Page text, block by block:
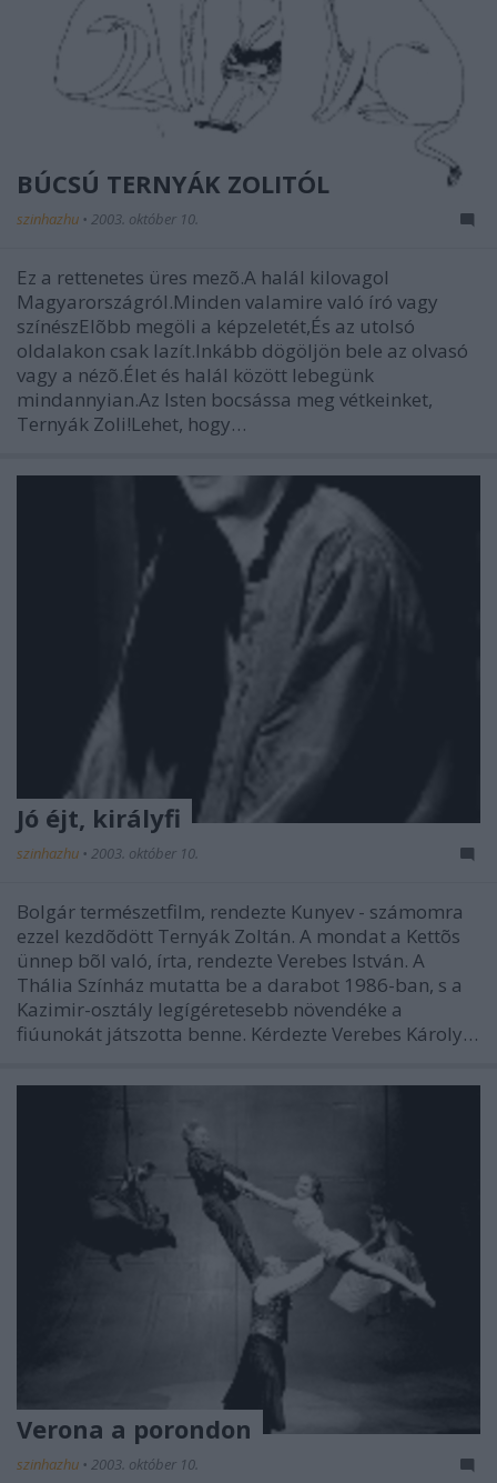
BÚCSÚ TERNYÁK ZOLITÓL
szinhazhu • 2003. október 10.
Ez a rettenetes üres mezõ.A halál kilovagol
Magyarországról.Minden valamire való író vagy
színészElõbb megöli a képzeletét,És az utolsó
oldalakon csak lazít.Inkább dögöljön bele az olvasó
vagy a nézõ.Élet és halál között lebegünk
mindannyian.Az Isten bocsássa meg vétkeinket,
Ternyák Zoli!Lehet, hogy…
Jó éjt, királyfi
szinhazhu • 2003. október 10.
Bolgár természetfilm, rendezte Kunyev - számomra
ezzel kezdõdött Ternyák Zoltán. A mondat a Kettõs
ünnep bõl való, írta, rendezte Verebes István. A
Thália Színház mutatta be a darabot 1986-ban, s a
Kazimir-osztály legígéretesebb növendéke a
fiúunokát játszotta benne. Kérdezte Verebes Károly…
Verona a porondon
szinhazhu • 2003. október 10.